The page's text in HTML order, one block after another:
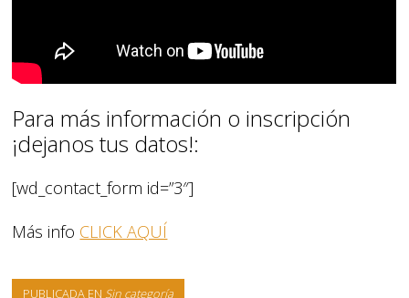
Para más información o inscripción
¡dejanos tus datos!:
[wd_contact_form id=”3″]
Más info CLICK AQUÍ
PUBLICADA ENSin categoría